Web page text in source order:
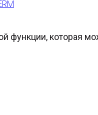
функции, которая